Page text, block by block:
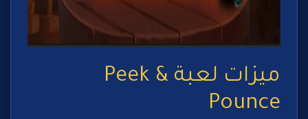
ميزات لعبة Peek &
Pounce